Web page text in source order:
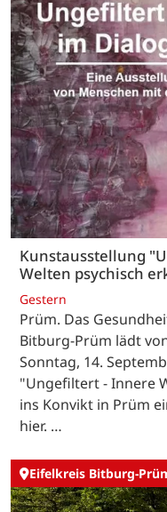
Kunstausstellung
Welten psychisch
Gestern
Prüm. Das
Bitburg-Prüm lädt
Sonntag, 14.
"Ungefiltert - Innere
ins Konvikt in Prüm
hier. …
Eifelkreis Bitburg-